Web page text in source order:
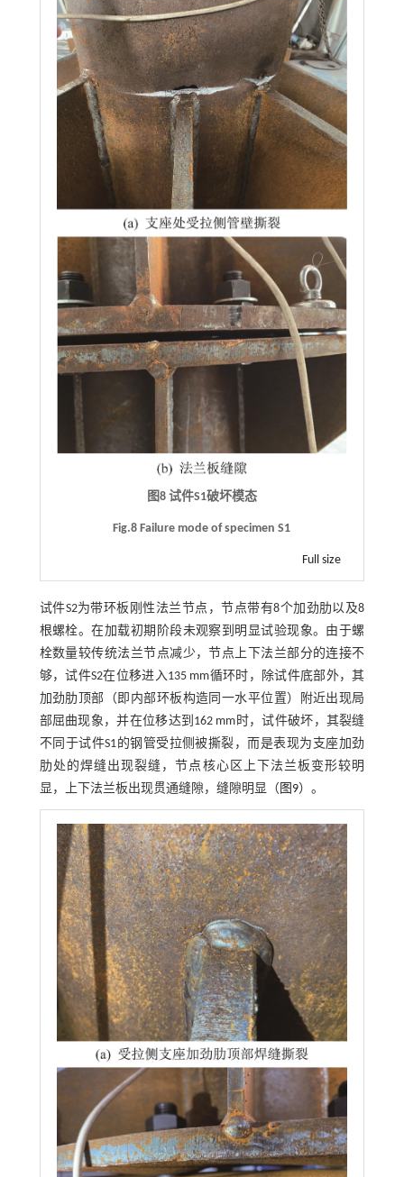
图8 试件S1破坏模态
Fig.8 Failure mode of specimen S1
Full size
试件S2为带环板刚性法兰节点，节点带有8个加劲肋以及8
根螺栓。在加载初期阶段未观察到明显试验现象。由于螺
栓数量较传统法兰节点减少，节点上下法兰部分的连接不
够，试件S2在位移进入135 mm循环时，除试件底部外，其
加劲肋顶部（即内部环板构造同一水平位置）附近出现局
部屈曲现象，并在位移达到162 mm时，试件破坏，其裂缝
不同于试件S1的钢管受拉侧被撕裂，而是表现为支座加劲
肋处的焊缝出现裂缝，节点核心区上下法兰板变形较明
显，上下法兰板出现贯通缝隙，缝隙明显（ 图9）。